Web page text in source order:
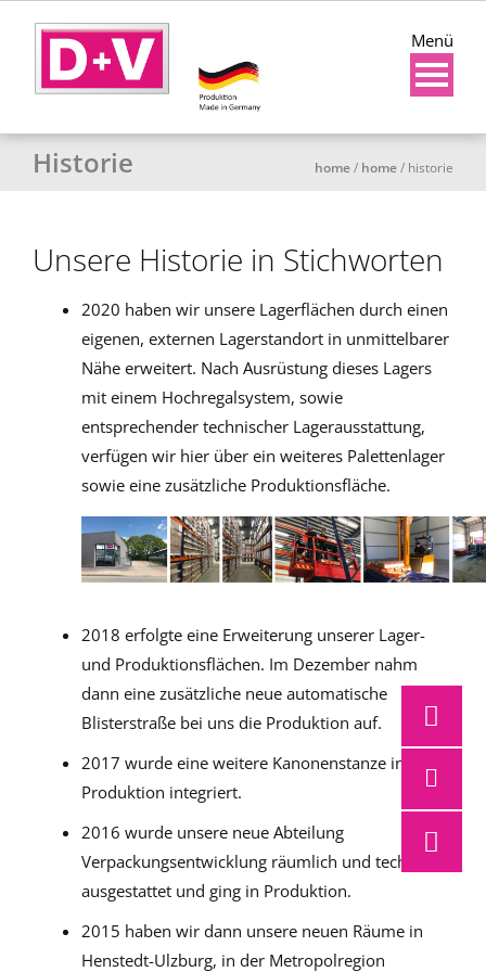
Menü
Historie home/ home/ historie
Unsere Historie in Stichworten
2020 haben wir unsere Lagerflächen durch einen
eigenen, externen Lagerstandort in unmittelbarer
Nähe erweitert. Nach Ausrüstung dieses Lagers
mit einem Hochregalsystem, sowie
entsprechender technischer Lagerausstattung,
verfügen wir hier über ein weiteres Palettenlager
sowie eine zusätzliche Produktionsfläche.
2018 erfolgte eine Erweiterung unserer Lager-
und Produktionsflächen. Im Dezember nahm
dann eine zusätzliche neue automatische
Blisterstraße bei uns die Produktion auf.
2017 wurde eine weitere Kanonenstanze in die
Produktion integriert.
2016 wurde unsere neue Abteilung
Verpackungsentwicklung räumlich und technisch
ausgestattet und ging in Produktion.
2015 haben wir dann unsere neuen Räume in
Henstedt-Ulzburg, in der Metropolregion